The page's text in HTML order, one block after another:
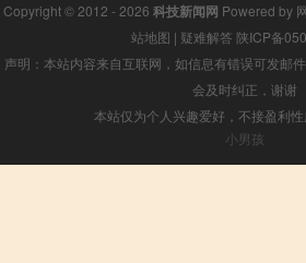
Copyright © 2012 - 2026 科技新闻网 Powered by
站地图 | 疑难解答 陕ICP备
声明：本站内容来自互联网，如信息有错误可发邮
会及时纠正，谢谢
本站仅为个人兴趣爱好，不接盈利
小男孩